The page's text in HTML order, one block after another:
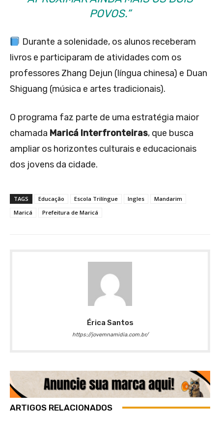
POVOS.”
Durante a solenidade, os alunos receberam
livros e participaram de atividades com os
professores Zhang Dejun (língua chinesa) e Duan
Shiguang (música e artes tradicionais).
O programa faz parte de uma estratégia maior
chamada Maricá Interfronteiras, que busca
ampliar os horizontes culturais e educacionais
dos jovens da cidade.
TAGS Educação Escola Trilíngue Ingles
Mandarim
Maricá
Prefeitura de Maricá
Érica Santos
https://jovemnamidia.com.br/
ARTIGOS RELACIONADOS